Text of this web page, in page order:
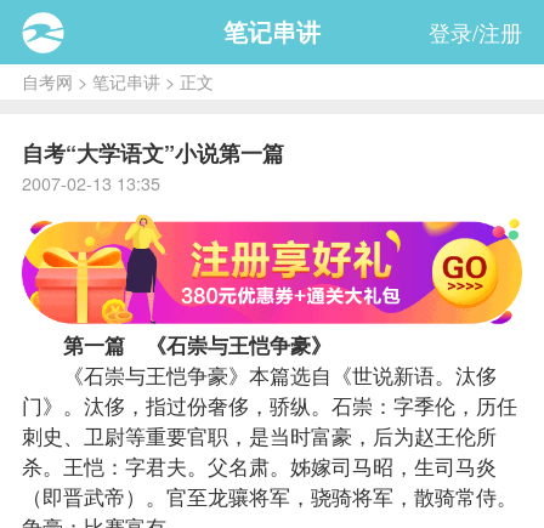
笔记串讲 登录/注册
自考网 > 笔记串讲> 正文
自考“大学语文”小说第一篇
2007-02-13 13:35
第一篇 《石崇与王恺争豪》
《石崇与王恺争豪》本篇选自《世说新语。汰侈
门》。汰侈，指过份奢侈，骄纵。石崇：字季伦，历任
刺史、卫尉等重要官职，是当时富豪，后为赵王伦所
杀。王恺：字君夫。父名肃。姊嫁司马昭，生司马炎
（即晋武帝）。官至龙骧将军，骁骑将军，散骑常侍。